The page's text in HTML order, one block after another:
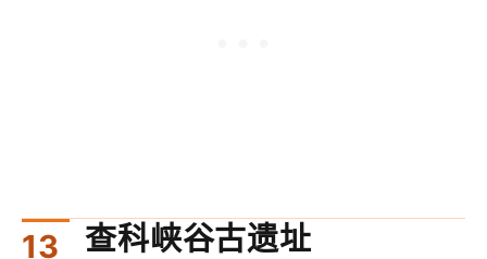
查科峡谷古遗址